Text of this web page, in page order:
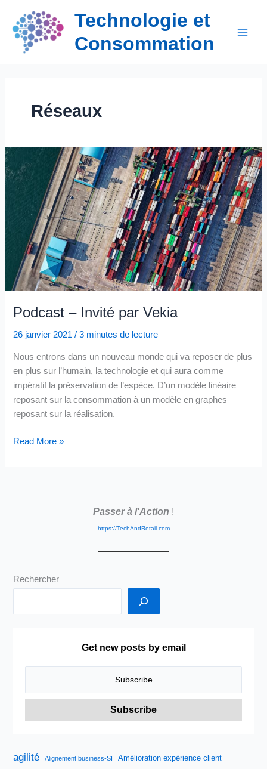
contenu
Technologie et
Consommation
Réseaux
Podcast – Invité par Vekia
26 janvier 2021/3 minutes de lecture
Nous entrons dans un nouveau monde qui va reposer de plus
en plus sur l’humain, la technologie et qui aura comme
impératif la préservation de l’espèce. D’un modèle linéaire
reposant sur la consommation à un modèle en graphes
reposant sur la réalisation.
Podcast
Read More »
Passer à l'Action !
https://TechAndRetail.com
Rechercher
Get new posts by email
agilité Alignement business-SI Amélioration expérience client